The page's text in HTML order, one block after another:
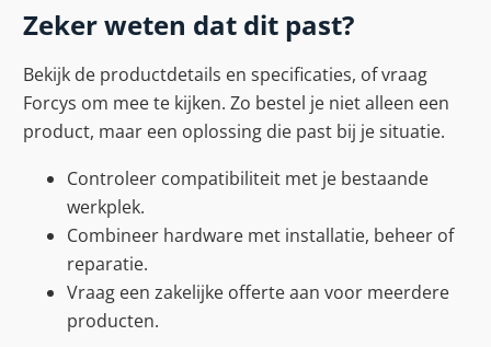
Zeker weten dat dit past?
Bekijk de productdetails en specificaties, of vraag
Forcys om mee te kijken. Zo bestel je niet alleen een
product, maar een oplossing die past bij je situatie.
Controleer compatibiliteit met je bestaande
werkplek.
Combineer hardware met installatie, beheer of
reparatie.
Vraag een zakelijke offerte aan voor meerdere
producten.